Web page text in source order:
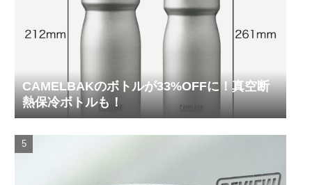
CAMELBAKのボトルが33%OFFに！真空断
熱保冷ボトルも！